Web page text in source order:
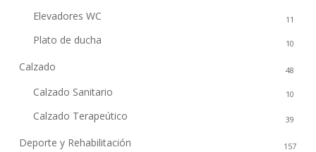
Elevadores WC 11
Plato de ducha 10
Calzado 48
Calzado Sanitario 10
Calzado Terapeútico 39
Deporte y Rehabilitación 157